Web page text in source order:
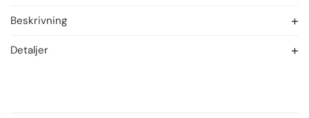
Beskrivning
Detaljer